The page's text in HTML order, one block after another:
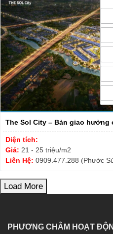
The Sol City – Bản giao hưởng
Diện tích:
Giá: 21 - 25 triệu/m2
Liên Hệ: 0909.477.288 (Phước
Load More
PHƯƠNG CHÂM HOẠT